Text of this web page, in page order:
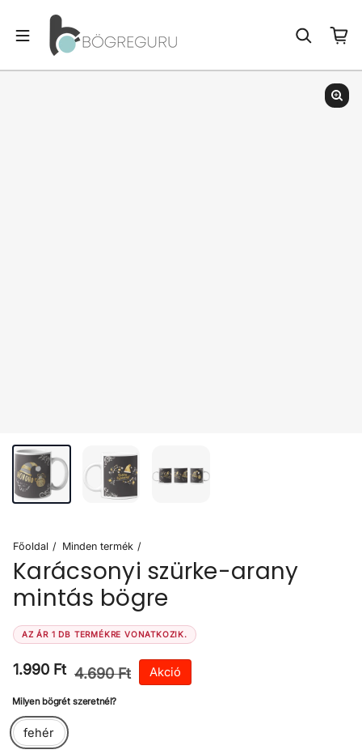
Főoldal Minden termék
Karácsonyi szürke-arany
mintás bögre
AZ ÁR 1 DB TERMÉKRE VONATKOZIK.
Akciós ára
1.990 Ft
Normál ár4.690 Ft Akció
Milyen bögrét szeretnél?
fehér